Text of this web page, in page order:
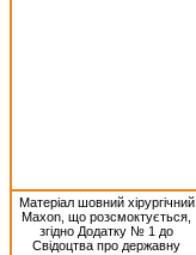
Матеріал шовний хірургічний
Махоn, що розсмоктується,
згідно Додатку № 1 до
Свідоцтва про державну